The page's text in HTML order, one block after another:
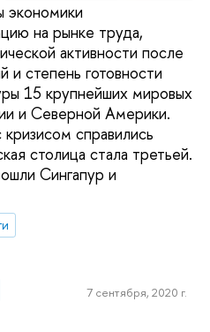
экономики
на рынке труда,
активности после
и степень готовности
15 крупнейших мировых
и Северной Америки.
справились
столица стала третьей.
Сингапур и
7 сентября, 2020 г.